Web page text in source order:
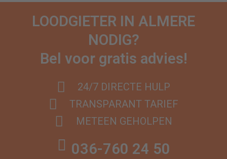
LOODGIETER IN ALMERE
NODIG?
Bel voor gratis advies!
24/7 DIRECTE HULP
TRANSPARANT TARIEF
METEEN GEHOLPEN
036-760 24 50